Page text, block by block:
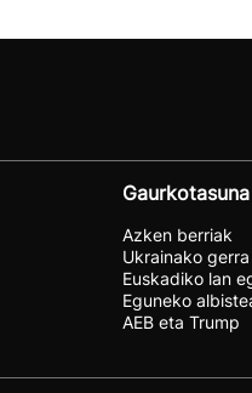
Gaurkotasuna
Azken berriak
Ukrainako gerra
Euskadiko lan
Eguneko
AEB eta Trump